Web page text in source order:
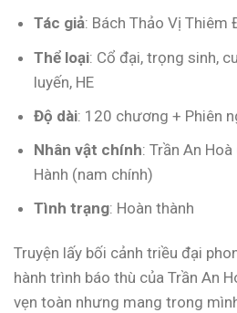
Tác giả: Bách Thảo Vị Thiêm
Thể loại: Cổ đại, trọng sinh,
luyến, HE
Độ dài: 120 chương + Phiên
Nhân vật chính: Trần An
Hành (nam chính)
Tình trạng: Hoàn thành
Truyện lấy bối cảnh triều đại
hành trình báo thù của Trần An
vẹn toàn nhưng mang trong